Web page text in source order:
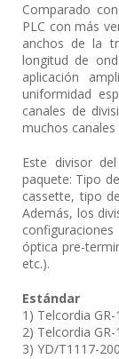
Comparado
PLC con más
anchos de la
longitud de
aplicación
uniformidad
canales de
muchos canales
Este divisor
paquete: Tipo
cassette, tipo
Además, los
óptica pre-
etc.).
Estándar
1) Telcordia GR-
2) Telcordia
3) YD/T1117-